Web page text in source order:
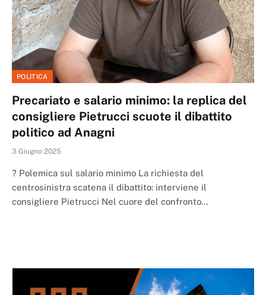
POLITICA
Precariato e salario minimo: la replica del
consigliere Pietrucci scuote il dibattito
politico ad Anagni
3 Giugno 2025
? Polemica sul salario minimo La richiesta del
centrosinistra scatena il dibattito: interviene il
consigliere Pietrucci Nel cuore del confronto…